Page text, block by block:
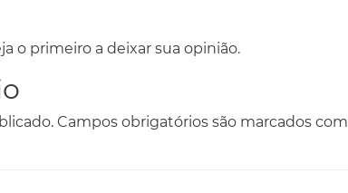
o primeiro a deixar sua opinião.
Campos obrigatórios são marcados com